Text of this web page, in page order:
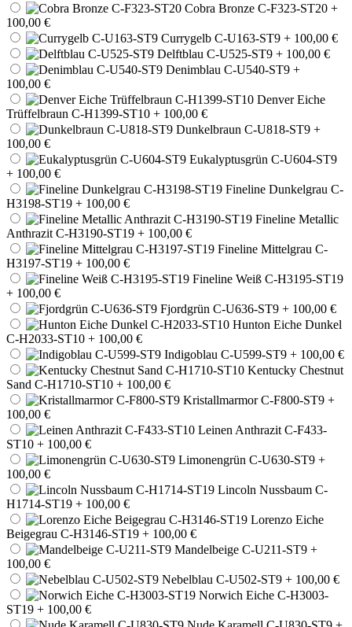
Cobra Bronze C-F323-ST20 +
100,00 €
Currygelb C-U163-ST9 + 100,00 €
Delftblau C-U525-ST9 + 100,00 €
Denimblau C-U540-ST9 +
100,00 €
Denver Eiche
Trüffelbraun C-H1399-ST10 + 100,00 €
Dunkelbraun C-U818-ST9 +
100,00 €
Eukalyptusgrün C-U604-ST9
+ 100,00 €
Fineline Dunkelgrau C-
H3198-ST19 + 100,00 €
Fineline Metallic
Anthrazit C-H3190-ST19 + 100,00 €
Fineline Mittelgrau C-
H3197-ST19 + 100,00 €
Fineline Weiß C-H3195-ST19
+ 100,00 €
Fjordgrün C-U636-ST9 + 100,00 €
Hunton Eiche Dunkel
C-H2033-ST10 + 100,00 €
Indigoblau C-U599-ST9 + 100,00 €
Kentucky Chestnut
Sand C-H1710-ST10 + 100,00 €
Kristallmarmor C-F800-ST9 +
100,00 €
Leinen Anthrazit C-F433-
ST10 + 100,00 €
Limonengrün C-U630-ST9 +
100,00 €
Lincoln Nussbaum C-
H1714-ST19 + 100,00 €
Lorenzo Eiche
Beigegrau C-H3146-ST19 + 100,00 €
Mandelbeige C-U211-ST9 +
100,00 €
Nebelblau C-U502-ST9 + 100,00 €
Norwich Eiche C-H3003-
ST19 + 100,00 €